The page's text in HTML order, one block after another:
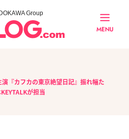
Group
MENU
『カフカの東京絶望日記』振れ幅た
が担当